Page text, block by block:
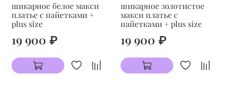
шикарное белое макси
платье с пайетками +
plus size
19 900 ₽
шикарное золотистое
макси платье с
пайетками + plus size
19 900 ₽